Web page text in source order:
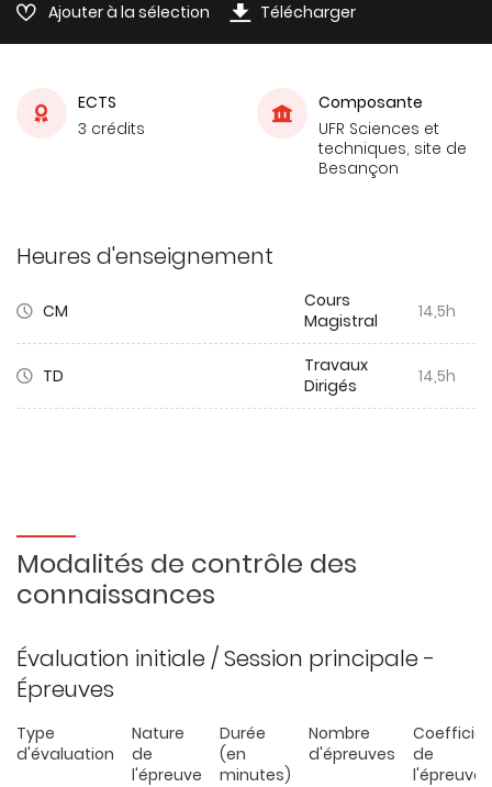
Ajouter à la sélection Télécharger
ECTS
3 crédits
Composante
UFR Sciences et
techniques, site de
Besançon
Heures d'enseignement
CM
Cours
Magistral
14,5h
TD
Travaux
Dirigés
14,5h
Modalités de contrôle des
connaissances
Évaluation initiale / Session principale -
Épreuves
Type
d'évaluation
Nature
de
l'épreuve
Durée
(en
minutes)
Nombre
d'épreuves
de
l'épreuve